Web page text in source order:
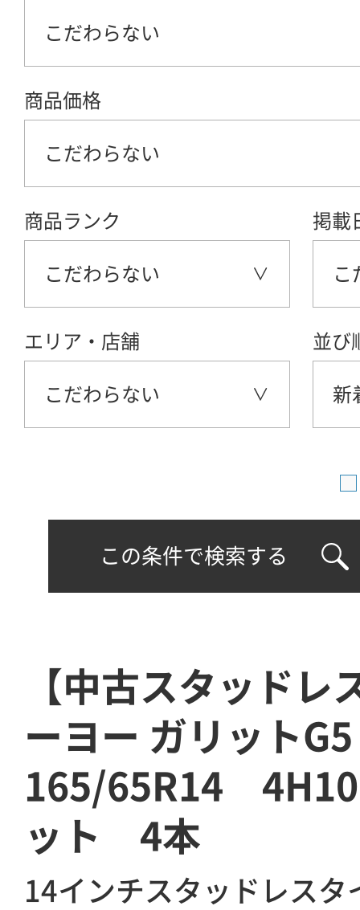
こだわらない
商品価格
こだわらない
商品ランク
こだわらない
掲載
こ
エリア・店舗
こだわらない
並び
新
この条件で検索する
【中古スタッドレ
ーヨー ガリット
165/65R14
ット 4本
14インチスタッドレスタ